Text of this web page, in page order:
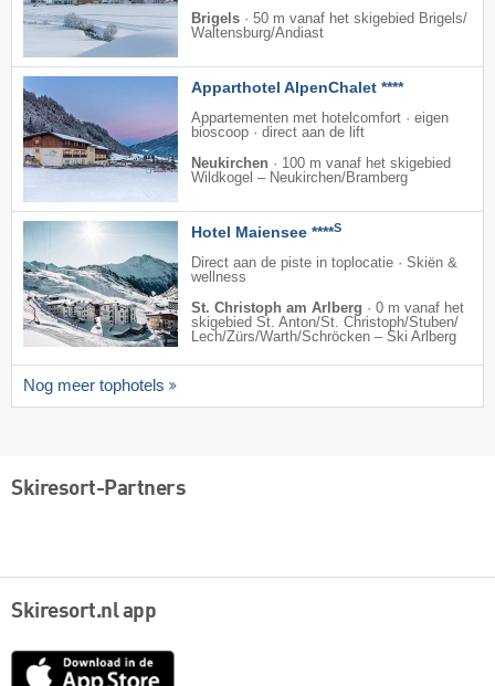
Brigels · 50 m vanaf het skigebied Brigels/​
Waltensburg/​Andiast
Apparthotel AlpenChalet ****
Appartementen met hotelcomfort · eigen
bioscoop · direct aan de lift
Neukirchen · 100 m vanaf het skigebied
Wildkogel – Neukirchen/​Bramberg
Hotel Maiensee ****S
Direct aan de piste in toplocatie · Skiën &
wellness
St. Christoph am Arlberg · 0 m vanaf het
skigebied St. Anton/​St. Christoph/​Stuben/​
Lech/​Zürs/​Warth/​Schröcken – Ski Arlberg
Nog meer tophotels
Skiresort-Partners
Skiresort.nl app
App